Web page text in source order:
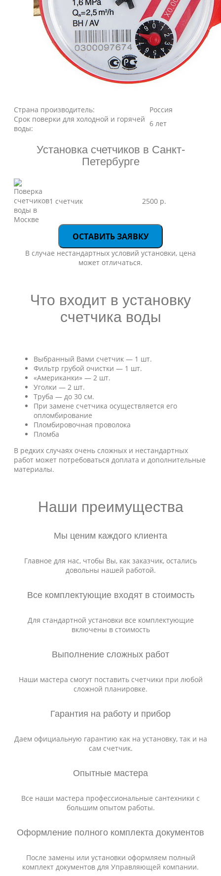
Страна производитель:
Россия
Срок поверки для холодной и горячей
воды:
6 лет
Установка счетчиков в Санкт-
Петербурге
1 счетчик 2500 р.
ОСТАВИТЬ ЗАЯВКУ
В случае нестандартных условий установки, цена
может отличаться.
Что входит в установку
счетчика воды
Выбранный Вами счетчик — 1 шт.
Фильтр грубой очистки — 1 шт.
«Американки» — 2 шт.
Уголки — 2 шт.
Труба — до 30 см.
При замене счетчика осуществляется его
опломбирование
Пломбировочная проволока
Пломба
В редких случаях очень сложных и нестандартных
работ может потребоваться доплата и дополнительные
материалы.
Наши преимущества
Мы ценим каждого клиента
Главное для нас, чтобы Вы, как заказчик, остались
довольны нашей работой.
Все комплектующие входят в стоимость
Для стандартной установки все комплектующие
включены в стоимость
Выполнение сложных работ
Наши мастера смогут поставить счетчики при любой
сложной планировке.
Гарантия на работу и прибор
Даем официальную гарантию как на установку, так и на
сам счетчик.
Опытные мастера
Все наши мастера профессиональные сантехники с
большим опытом работы.
Оформление полного комплекта документов
После замены или установки оформляем полный
комплект документов для Управляющей компании.